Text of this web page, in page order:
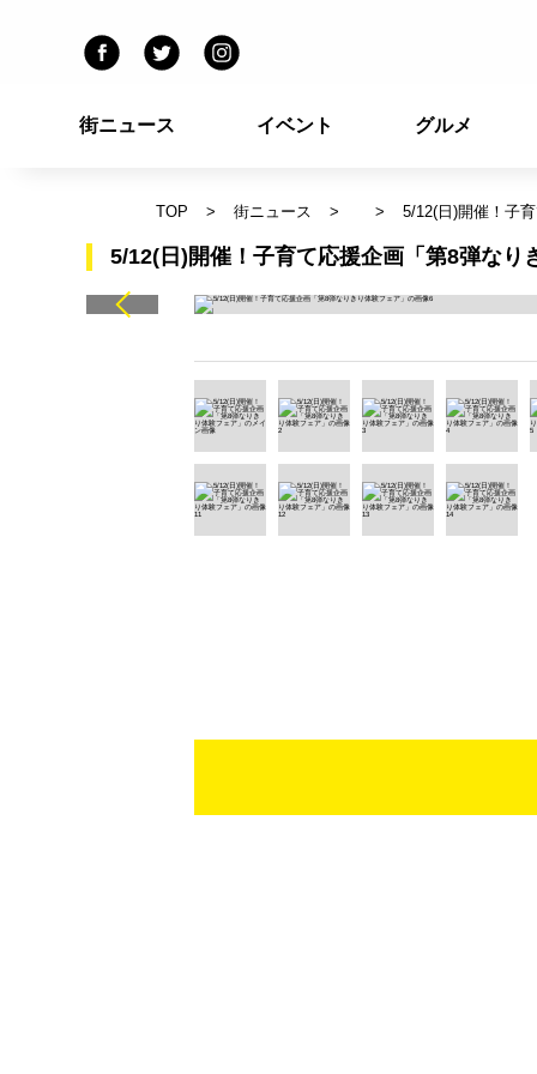
街ニュース イベント グルメ
TOP 街ニュース 5/12(日)開催！子
5/12(日)開催！子育て応援企画「第8弾なり